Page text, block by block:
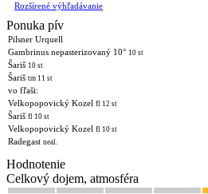
Rozšírené výhľadávanie
Ponuka pív
Pilsner Urquell
Gambrinus nepasterizovaný 10° 10 st
Šariš 10 st
Šariš tm 11 st
vo fľaši:
Velkopopovický Kozel fl 12 st
Šariš fl 10 st
Velkopopovický Kozel fl 10 st
Radegast neal.
Hodnotenie
Celkový dojem, atmosféra